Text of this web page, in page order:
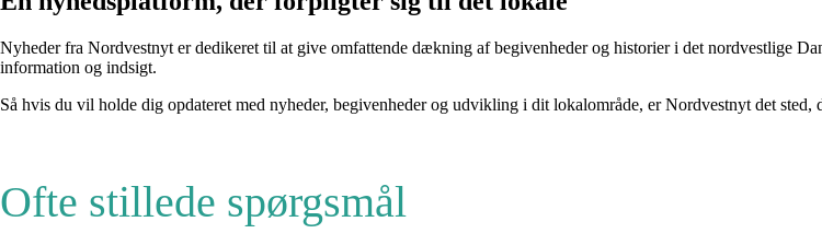
Nyheder fra Nordvestnyt er dedikeret til at give omfattende dækning af begivenheder og historier i det nordvestlige
information og indsigt.
Så hvis du vil holde dig opdateret med nyheder, begivenheder og udvikling i dit lokalområde, er Nordvestnyt det sted,
Ofte stillede spørgsmål